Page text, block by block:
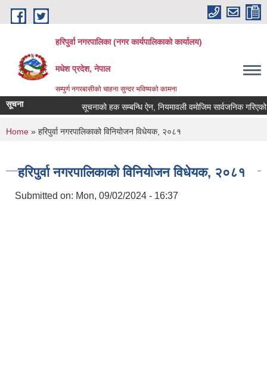
Skip to main content
हरिपुर्वा नगरपालिका (नगर कार्यपालिकाको कार्यालय)
मधेश प्रदेश, नेपाल
सम्पुर्ण नगरबासीको चाहना सुन्दर भविष्यको कामना
सूचना सूचनाको हक सम्बन्धि ऐन, नियमावली वमोजिम सार्वजनिक
You are here
Home » हरिपुर्वा नगरपालिकाको विनियोजन विधेयक, २०८१
हरिपुर्वा नगरपालिकाको विनियोजन विधेयक, २०८१
Submitted on: Mon, 09/02/2024 - 16:37